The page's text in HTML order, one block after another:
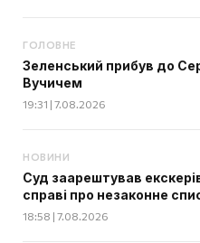
ГОЛОВНЕ
Зеленський прибув до
Вучичем
19:31 | 7.08.2026
НОВИНИ
Суд заарештував
справі про незаконне
18:58 | 7.08.2026